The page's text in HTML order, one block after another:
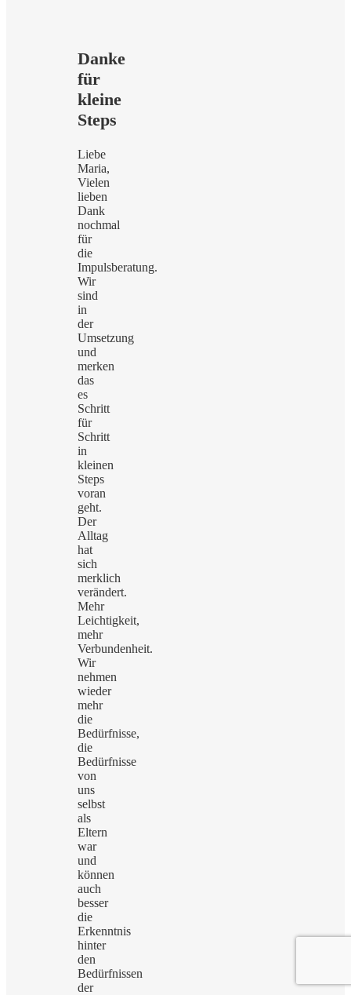
Danke
für
kleine
Steps
Liebe
Maria,
Vielen
lieben
Dank
nochmal
für
die
Impulsberatung.
Wir
sind
in
der
Umsetzung
und
merken
das
es
Schritt
für
Schritt
in
kleinen
Steps
voran
geht.
Der
Alltag
hat
sich
merklich
verändert.
Mehr
Leichtigkeit,
mehr
Verbundenheit.
Wir
nehmen
wieder
mehr
die
Bedürfnisse,
die
Bedürfnisse
von
uns
selbst
als
Eltern
war
und
können
auch
besser
die
Erkenntnis
hinter
den
Bedürfnissen
der